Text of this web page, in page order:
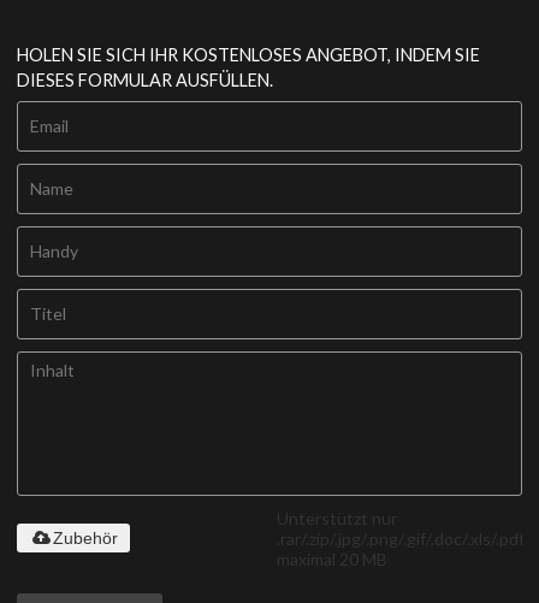
HOLEN SIE SICH IHR KOSTENLOSES ANGEBOT, INDEM SIE
DIESES FORMULAR AUSFÜLLEN.
Unterstützt nur
.rar/.zip/.jpg/.png/.gif/.doc/.xls/.pdf,
maximal 20 MB
Zubehör